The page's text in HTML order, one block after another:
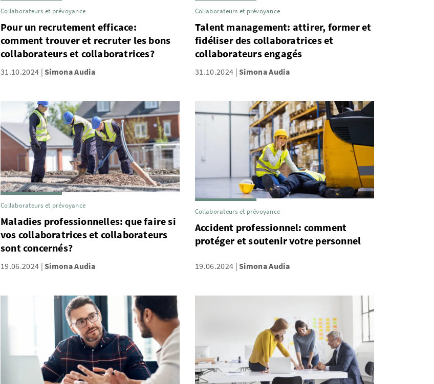
Collaborateurs et prévoyance
Pour un recrutement efficace:
comment trouver et recruter les bons
collaborateurs et collaboratrices?
31.10.2024 Simona Audia
Collaborateurs et prévoyance
Talent management: attirer, former et
fidéliser des collaboratrices et
collaborateurs engagés
31.10.2024 Simona Audia
Collaborateurs et prévoyance
Maladies professionnelles: que faire si
vos collaboratrices et collaborateurs
sont concernés?
19.06.2024 Simona Audia
Collaborateurs et prévoyance
Accident professionnel: comment
protéger et soutenir votre personnel
19.06.2024 Simona Audia